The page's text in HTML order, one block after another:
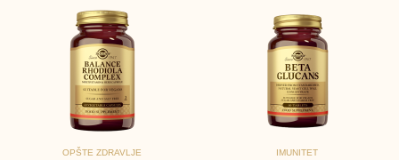
OPŠTE ZDRAVLJE IMUNITET